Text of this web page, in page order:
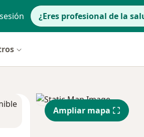
¿Eres profesional de la
Ampliar mapa